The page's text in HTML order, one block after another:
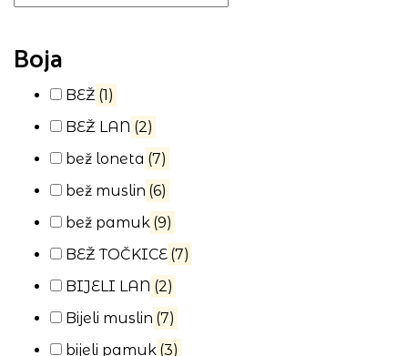
Boja
BEŽ (1)
BEŽ LAN (2)
bež loneta (7)
bež muslin (6)
bež pamuk (9)
BEŽ TOČKICE (7)
BIJELI LAN (2)
Bijeli muslin (7)
bijeli pamuk (3)